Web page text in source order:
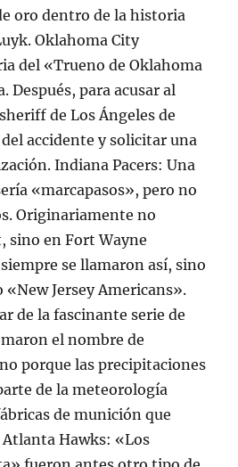
oro dentro de la historia
Oklahoma City
del «Trueno de Oklahoma
Después, para acusar al
de Los Ángeles de
accidente y solicitar una
Indiana Pacers: Una
«marcapasos», pero no
Originariamente no
sino en Fort Wayne
se llamaron así, sino
Jersey Americans».
de la fascinante serie de
el nombre de
porque las precipitaciones
de la meteorología
de munición que
Hawks: «Los